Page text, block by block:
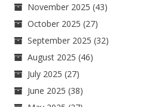
November 2025 (43)
October 2025 (27)
September 2025 (32)
August 2025 (46)
July 2025 (27)
June 2025 (38)